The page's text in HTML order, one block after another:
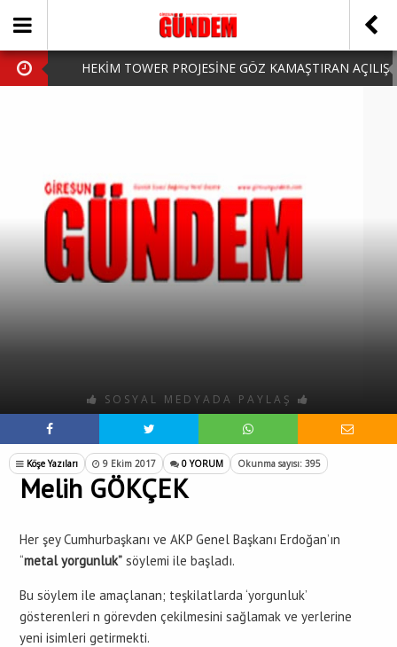
HEKİM TOWER PROJESİNE GÖZ KAMAŞTIRAN AÇILIŞ
HARUN CİCİ: VİDEOYU GÖRÜNCE GÖZLERİM DOLDU
SOSYAL MEDYADA PAYLAŞ
Köşe Yazıları 9 Ekim 2017 0 YORUM Okunma sayısı: 395
Melih GÖKÇEK
Her şey Cumhurbaşkanı ve AKP Genel Başkanı Erdoğan’ın
“metal yorgunluk” söylemi ile başladı.
Bu söylem ile amaçlanan; teşkilatlarda ‘yorgunluk’
gösterenleri n görevden çekilmesini sağlamak ve yerlerine
yeni isimleri getirmekti.